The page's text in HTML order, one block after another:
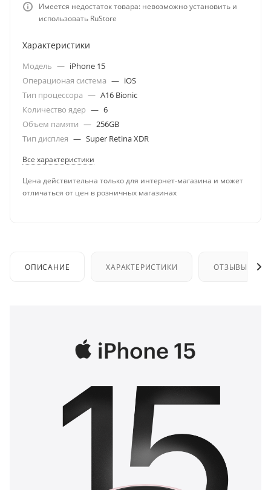
Имеется недостаток товара: невозможно установить и
использовать RuStore
Характеристики
Модель — iPhone 15
Операционая система — iOS
Тип процессора — A16 Bionic
Количество ядер — 6
Объем памяти — 256GB
Тип дисплея — Super Retina XDR
Все характеристики
Цена действительна только для интернет-магазина и может
отличаться от цен в розничных магазинах
ОПИСАНИЕ ХАРАКТЕРИСТИКИ ОТЗЫВЫ